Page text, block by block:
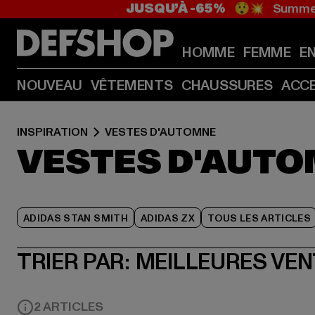
JUSQU’À -65% 😲💥
HOMME FEMME
NOUVEAU VÊTEMENTS CHAUSSURES
INSPIRATION VESTES D'AUTOMNE
VESTES
ADIDAS STAN SMITH ADIDAS ZX TOUS LES ARTICLES
TRIER PAR: MEILLEURES
2 ARTICLES